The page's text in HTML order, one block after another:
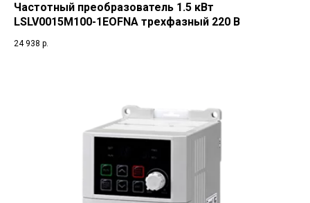
Частотный преобразователь 1.5 кВт
LSLV0015M100-1EOFNA трехфазный 220 В
24 938 р.